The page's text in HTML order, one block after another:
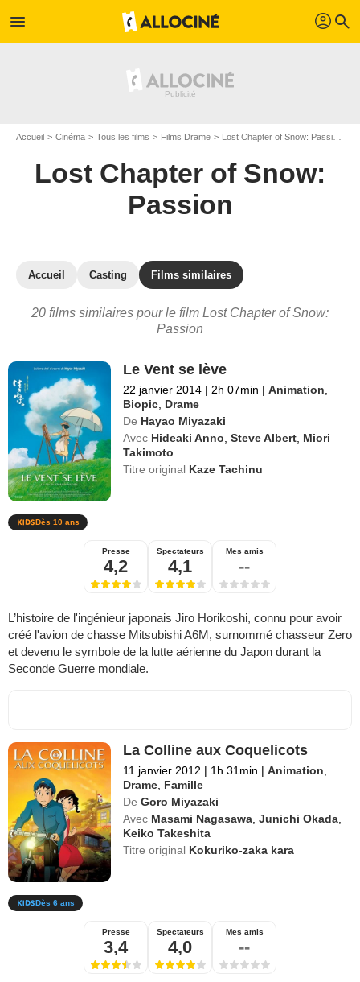
menu profil search
Accueil Cinéma Tous les films Films Drame Lost Chapter of Snow: Passion
Lost Chapter of Snow:
Passion
Accueil Casting Films similaires
20 films similaires pour le film Lost Chapter of Snow:
Passion
Le Vent se lève
22 janvier 2014 | 2h 07min | Animation
Biopic Drame
De Hayao Miyazaki
Avec Hideaki Anno ,Steve Albert Miori
Takimoto
Titre original Kaze Tachinu
Dès 10 ans
Presse
4,2
Spectateurs
4,1
Mes amis
--
L’histoire de l'ingénieur japonais Jiro Horikoshi, connu pour avoir
créé l'avion de chasse Mitsubishi A6M, surnommé chasseur Zero
et devenu le symbole de la lutte aérienne du Japon durant la
Seconde Guerre mondiale.
La Colline aux Coquelicots
11 janvier 2012 | 1h 31min | Animation
Drame Famille
De Goro Miyazaki
Avec Masami Nagasawa ,Junichi Okada
Keiko Takeshita
Titre original Kokuriko-zaka kara
Dès 6 ans
Presse
3,4
Spectateurs
4,0
Mes amis
--